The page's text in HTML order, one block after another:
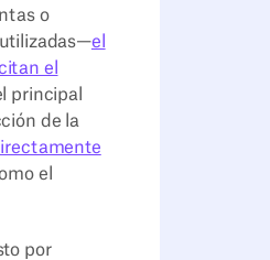
o
el
el
principal
de la
el
por